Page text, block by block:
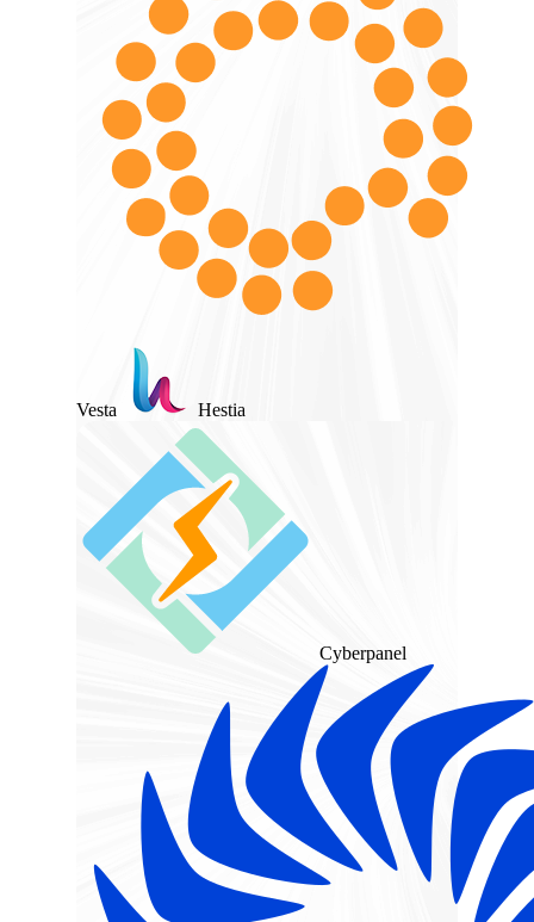
Vesta Hestia
Cyberpanel